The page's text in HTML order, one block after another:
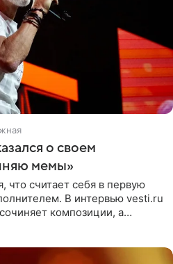
о своем
мемы»
что считает себя в первую
В интервью vesti.ru
композиции, а